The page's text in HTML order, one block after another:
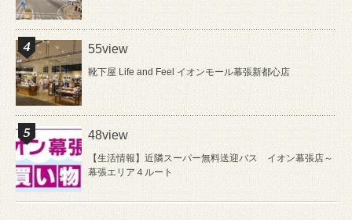
55view
靴下屋 Life and Feel イオンモール幕張新都心店
48view
【生活情報】近隣スーパー無料送迎バス イオン幕張店～
幕張エリア４ルート